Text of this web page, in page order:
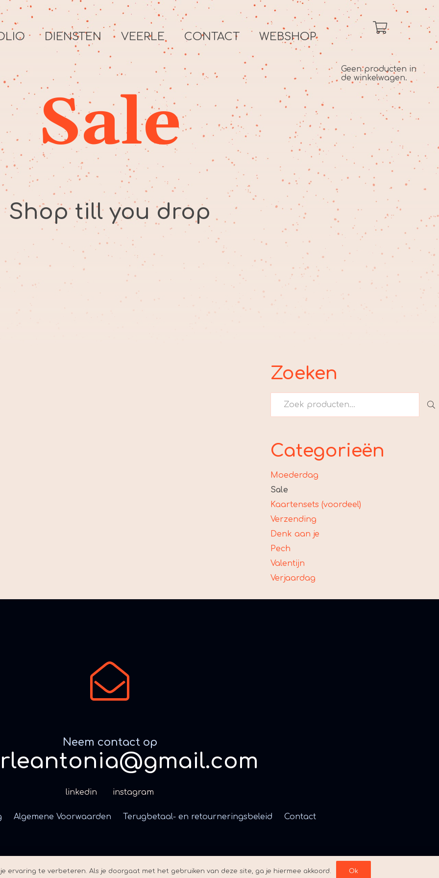
DIENSTEN VEERLE CONTACT WEBSHOP
Geen producten in
de winkelwagen.
Sale
Shop till you drop
Zoeken
Categorieën
Moederdag
Sale
Kaartensets (voordeel)
Verzending
Denk aan je
Pech
Valentijn
Verjaardag
Neem contact op
linkedin instagram
Algemene Voorwaarden Terugbetaal- en retourneringsbeleid Contact
ervaring te verbeteren. Als je doorgaat met het gebruiken van deze site, ga je hiermee akkoord. Ok